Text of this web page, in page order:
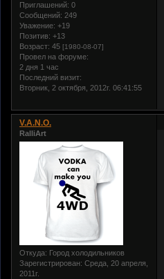
Приглашений: 0
Сообщений: 249
Уважение: +19
Позитив: +13
Возраст: 45 [1980-08-07]
Провел на форуме:
2 дня 1 час
Последний визит:
Вторник, 2 октября, 2012г. 06:41:55
V.A.N.O.
RalliArt
Откуда: Город холодильников
Зарегистрирован: Среда, 20 апреля,
2011г.